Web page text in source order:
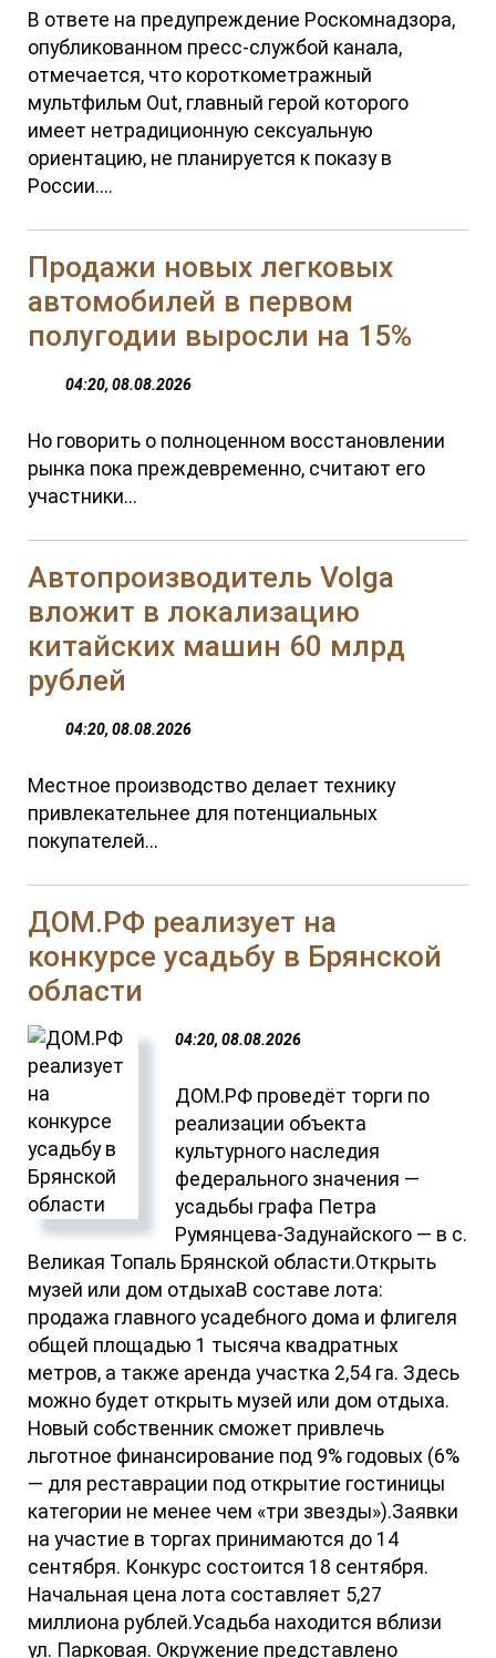
В ответе на предупреждение Роскомнадзора,
опубликованном пресс-службой канала,
отмечается, что короткометражный
мультфильм Out, главный герой которого
имеет нетрадиционную сексуальную
ориентацию, не планируется к показу в
России....
Продажи новых легковых
автомобилей в первом
полугодии выросли на 15%
04:20, 08.08.2026
Но говорить о полноценном восстановлении
рынка пока преждевременно, считают его
участники...
Автопроизводитель Volga
вложит в локализацию
китайских машин 60 млрд
рублей
04:20, 08.08.2026
Местное производство делает технику
привлекательнее для потенциальных
покупателей...
ДОМ.РФ реализует на
конкурсе усадьбу в Брянской
области
04:20, 08.08.2026
ДОМ.РФ проведёт торги по
реализации объекта
культурного наследия
федерального значения —
усадьбы графа Петра
Румянцева-Задунайского — в с.
Великая Топаль Брянской области.Открыть
музей или дом отдыхаВ составе лота:
продажа главного усадебного дома и флигеля
общей площадью 1 тысяча квадратных
метров, а также аренда участка 2,54 га. Здесь
можно будет открыть музей или дом отдыха.
Новый собственник сможет привлечь
льготное финансирование под 9% годовых (6%
— для реставрации под открытие гостиницы
категории не менее чем «три звезды»).Заявки
на участие в торгах принимаются до 14
сентября. Конкурс состоится 18 сентября.
Начальная цена лота составляет 5,27
миллиона рублей.Усадьба находится вблизи
ул. Парковая. Окружение представлено